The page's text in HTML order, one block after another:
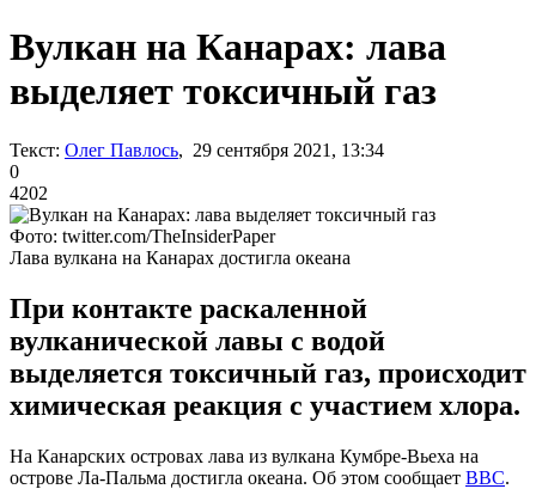
Вулкан на Канарах: лава
выделяет токсичный газ
Текст: Олег Павлось, 29 сентября 2021, 13:34
0
4202
Фото: twitter.com/TheInsiderPaper
Лава вулкана на Канарах достигла океана
При контакте раскаленной
вулканической лавы с водой
выделяется токсичный газ, происходит
химическая реакция с участием хлора.
На Канарских островах лава из вулкана Кумбре-Вьеха на
острове Ла-Пальма достигла океана. Об этом сообщает BBC.